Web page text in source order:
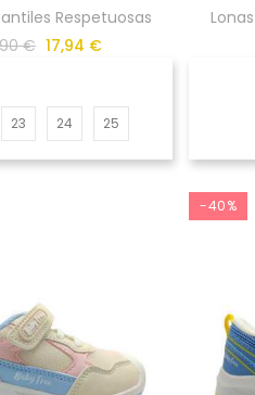
Respetuosas
€ 17,94 €
23 24 25
-40%